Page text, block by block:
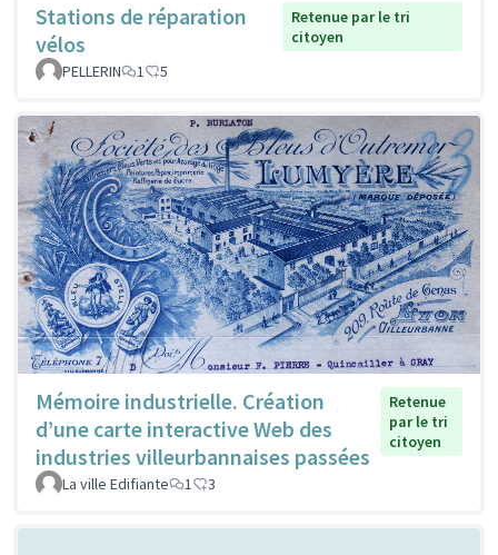
Stations de réparation
vélos
Retenue par le tri
citoyen
PELLERIN
1 5
Mémoire industrielle. Création
d’une carte interactive Web des
industries villeurbannaises passées
Retenue
par le tri
citoyen
La ville Edifiante 1 3